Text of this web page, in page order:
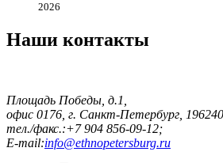
2026
Наши контакты
Площадь Победы, д.1,
офис 0176, г. Санкт-Петербург, 196240
тел./факс.:+7 904 856-09-12;
E-mail:info@ethnopetersburg.ru